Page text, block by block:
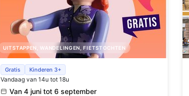
UITSTAPPEN, WANDELINGEN, FIETSTOCHTEN
Kinderzoektocht Studio Flo
Gratis Kinderen 3+
Vandaag van 14u tot 18u
Van 4 juni tot 6 september